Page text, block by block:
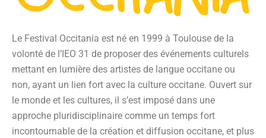
Le Festival Occitania est né en 1999 à Toulouse de la
volonté de l’IEO 31 de proposer des événements culturels
mettant en lumière des artistes de langue occitane ou
non, ayant un lien fort avec la culture occitane. Ouvert sur
le monde et les cultures, il s’est imposé dans une
approche pluridisciplinaire comme un temps fort
incontournable de la création et diffusion occitane, et plus